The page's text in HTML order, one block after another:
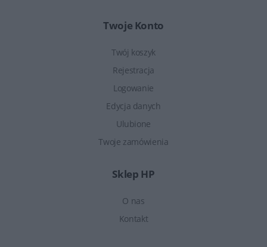
Twoje Konto
Twój koszyk
Rejestracja
Logowanie
Edycja danych
Ulubione
Twoje zamówienia
Sklep HP
O nas
Kontakt